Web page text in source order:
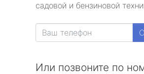
садовой и бензиновой
Или позвоните по